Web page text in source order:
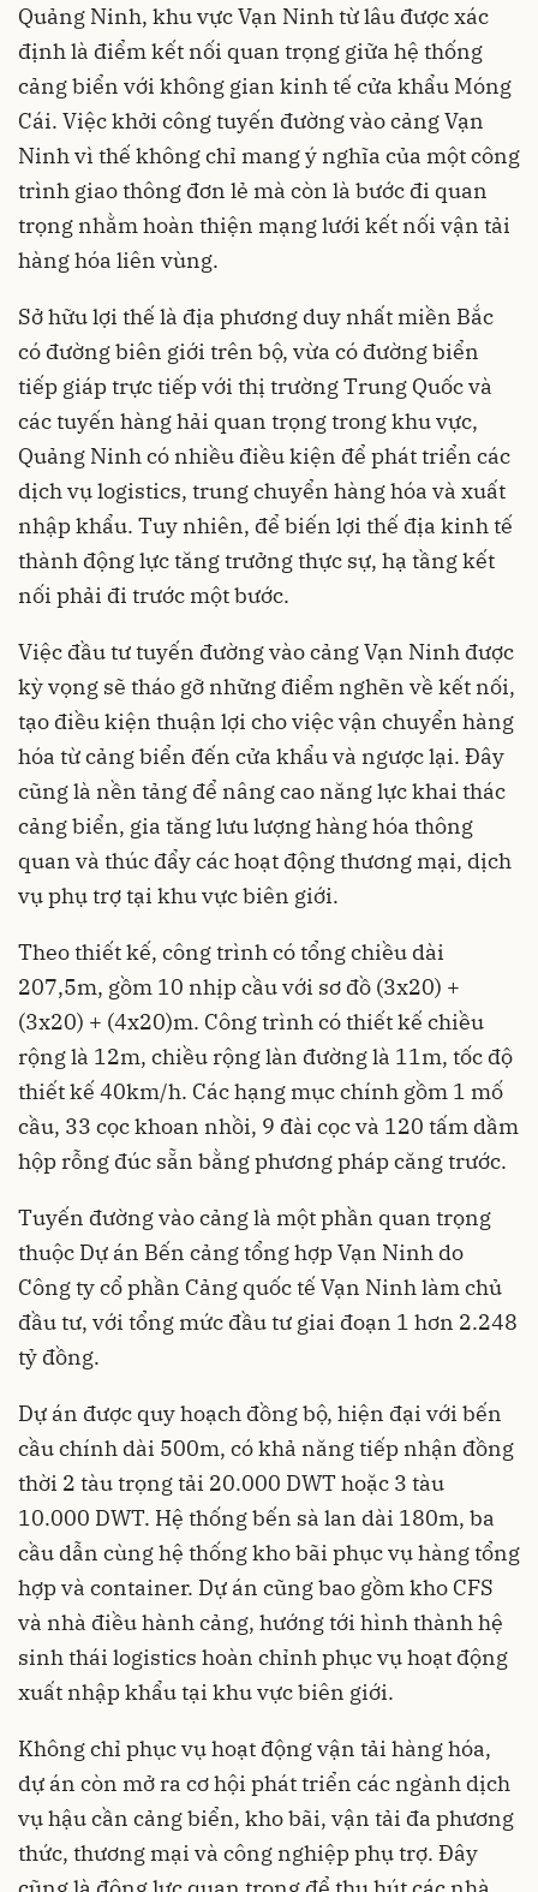
Quảng Ninh, khu vực Vạn Ninh từ lâu được xác
định là điểm kết nối quan trọng giữa hệ thống
cảng biển với không gian kinh tế cửa khẩu Móng
Cái. Việc khởi công tuyến đường vào cảng Vạn
Ninh vì thế không chỉ mang ý nghĩa của một công
trình giao thông đơn lẻ mà còn là bước đi quan
trọng nhằm hoàn thiện mạng lưới kết nối vận tải
hàng hóa liên vùng.
Sở hữu lợi thế là địa phương duy nhất miền Bắc
có đường biên giới trên bộ, vừa có đường biển
tiếp giáp trực tiếp với thị trường Trung Quốc và
các tuyến hàng hải quan trọng trong khu vực,
Quảng Ninh có nhiều điều kiện để phát triển các
dịch vụ logistics, trung chuyển hàng hóa và xuất
nhập khẩu. Tuy nhiên, để biến lợi thế địa kinh tế
thành động lực tăng trưởng thực sự, hạ tầng kết
nối phải đi trước một bước.
Việc đầu tư tuyến đường vào cảng Vạn Ninh được
kỳ vọng sẽ tháo gỡ những điểm nghẽn về kết nối,
tạo điều kiện thuận lợi cho việc vận chuyển hàng
hóa từ cảng biển đến cửa khẩu và ngược lại. Đây
cũng là nền tảng để nâng cao năng lực khai thác
cảng biển, gia tăng lưu lượng hàng hóa thông
quan và thúc đẩy các hoạt động thương mại, dịch
vụ phụ trợ tại khu vực biên giới.
Theo thiết kế, công trình có tổng chiều dài
207,5m, gồm 10 nhịp cầu với sơ đồ (3x20) +
(3x20) + (4x20)m. Công trình có thiết kế chiều
rộng là 12m, chiều rộng làn đường là 11m, tốc độ
thiết kế 40km/h. Các hạng mục chính gồm 1 mố
cầu, 33 cọc khoan nhồi, 9 đài cọc và 120 tấm dầm
hộp rỗng đúc sẵn bằng phương pháp căng trước.
Tuyến đường vào cảng là một phần quan trọng
thuộc Dự án Bến cảng tổng hợp Vạn Ninh do
Công ty cổ phần Cảng quốc tế Vạn Ninh làm chủ
đầu tư, với tổng mức đầu tư giai đoạn 1 hơn 2.248
tỷ đồng.
Dự án được quy hoạch đồng bộ, hiện đại với bến
cầu chính dài 500m, có khả năng tiếp nhận đồng
thời 2 tàu trọng tải 20.000 DWT hoặc 3 tàu
10.000 DWT. Hệ thống bến sà lan dài 180m, ba
cầu dẫn cùng hệ thống kho bãi phục vụ hàng tổng
hợp và container. Dự án cũng bao gồm kho CFS
và nhà điều hành cảng, hướng tới hình thành hệ
sinh thái logistics hoàn chỉnh phục vụ hoạt động
xuất nhập khẩu tại khu vực biên giới.
Không chỉ phục vụ hoạt động vận tải hàng hóa,
dự án còn mở ra cơ hội phát triển các ngành dịch
vụ hậu cần cảng biển, kho bãi, vận tải đa phương
thức, thương mại và công nghiệp phụ trợ. Đây